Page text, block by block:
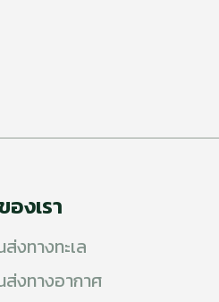
องเรา
งทางทะเล
ส่งทางอากาศ